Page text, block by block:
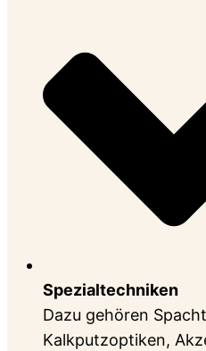
Spezialtechniken
Dazu gehören
Kalkputzoptiken,